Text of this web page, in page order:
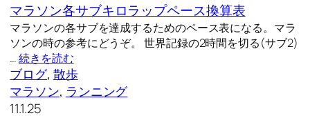
マラソン各サブキロラップペース換算表
マラソンの各サブを達成するためのペース表になる。マラ
ソンの時の参考にどうぞ。 世界記録の2時間を切る(サブ2)
…続きを読む
ブログ, 散歩
マラソン, ランニング
11.1.25